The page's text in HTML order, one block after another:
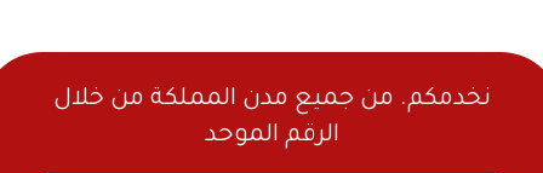
نخدمكم. من جميع مدن المملكة من خلال
الرقم الموحد